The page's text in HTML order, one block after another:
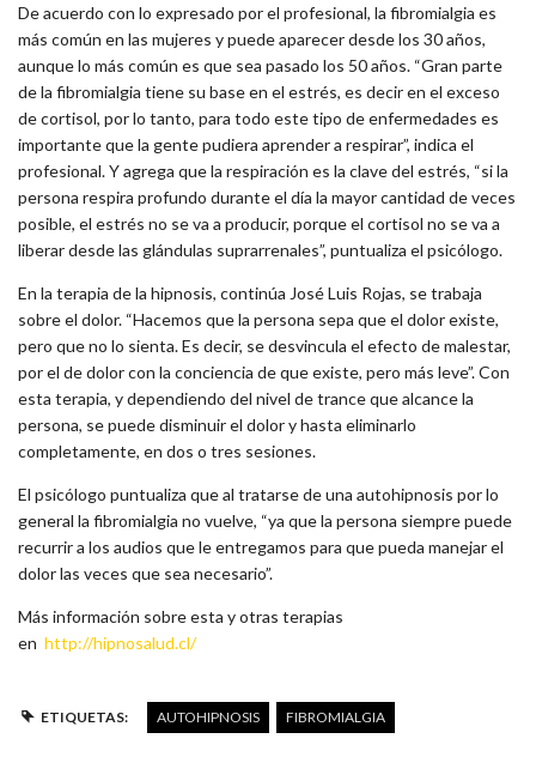
De acuerdo con lo expresado por el profesional, la fibromialgia es
más común en las mujeres y puede aparecer desde los 30 años,
aunque lo más común es que sea pasado los 50 años. “Gran parte
de la fibromialgia tiene su base en el estrés, es decir en el exceso
de cortisol, por lo tanto, para todo este tipo de enfermedades es
importante que la gente pudiera aprender a respirar”, indica el
profesional. Y agrega que la respiración es la clave del estrés, “si la
persona respira profundo durante el día la mayor cantidad de veces
posible, el estrés no se va a producir, porque el cortisol no se va a
liberar desde las glándulas suprarrenales”, puntualiza el psicólogo.
En la terapia de la hipnosis, continúa José Luis Rojas, se trabaja
sobre el dolor. “Hacemos que la persona sepa que el dolor existe,
pero que no lo sienta. Es decir, se desvincula el efecto de malestar,
por el de dolor con la conciencia de que existe, pero más leve”. Con
esta terapia, y dependiendo del nivel de trance que alcance la
persona, se puede disminuir el dolor y hasta eliminarlo
completamente, en dos o tres sesiones.
El psicólogo puntualiza que al tratarse de una autohipnosis por lo
general la fibromialgia no vuelve, “ya que la persona siempre puede
recurrir a los audios que le entregamos para que pueda manejar el
dolor las veces que sea necesario”.
Más información sobre esta y otras terapias
en http://hipnosalud.cl/
ETIQUETAS: AUTOHIPNOSIS FIBROMIALGIA